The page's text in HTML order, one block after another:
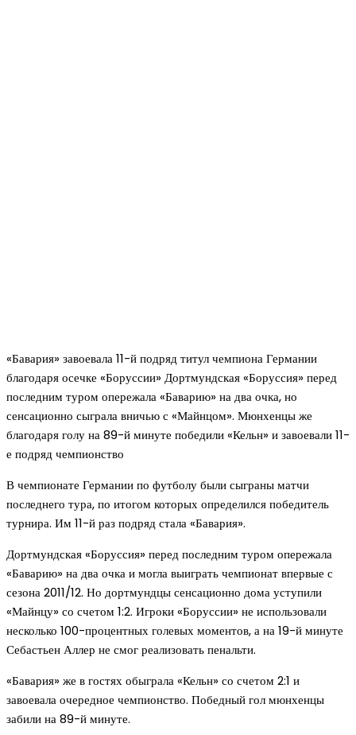
«Бавария» завоевала 11-й подряд титул чемпиона Германии
благодаря осечке «Боруссии» Дортмундская «Боруссия» перед
последним туром опережала «Баварию» на два очка, но
сенсационно сыграла вничью с «Майнцом». Мюнхенцы же
благодаря голу на 89-й минуте победили «Кельн» и завоевали 11-
е подряд чемпионство
В чемпионате Германии по футболу были сыграны матчи
последнего тура, по итогом которых определился победитель
турнира. Им 11-й раз подряд стала «Бавария».
Дортмундская «Боруссия» перед последним туром опережала
«Баварию» на два очка и могла выиграть чемпионат впервые с
сезона 2011/12. Но дортмундцы сенсационно дома уступили
«Майнцу» со счетом 1:2. Игроки «Боруссии» не использовали
несколько 100-процентных голевых моментов, а на 19-й минуте
Себастьен Аллер не смог реализовать пенальти.
«Бавария» же в гостях обыграла «Кельн» со счетом 2:1 и
завоевала очередное чемпионство. Победный гол мюнхенцы
забили на 89-й минуте.